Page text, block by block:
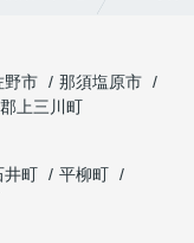
野市
那須塩原市
上三川町
井町
平柳町